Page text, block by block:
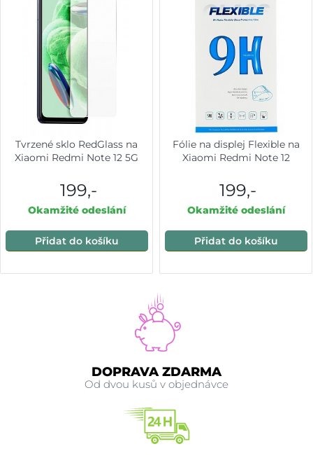
Tvrzené sklo RedGlass na
Xiaomi Redmi Note 12 5G
199,-
Okamžité odeslání
Přidat do košíku
Fólie na displej Flexible na
Xiaomi Redmi Note 12
199,-
Okamžité odeslání
Přidat do košíku
DOPRAVA ZDARMA
Od dvou kusů v objednávce